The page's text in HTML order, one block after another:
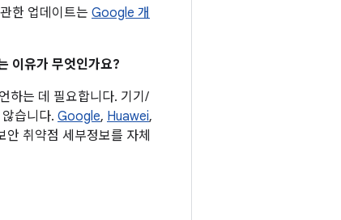
한 업데이트는 Google 개
이유가 무엇인가요?
하는 데 필요합니다. 기기/
습니다. Google, Huawei,
취약점 세부정보를 자체